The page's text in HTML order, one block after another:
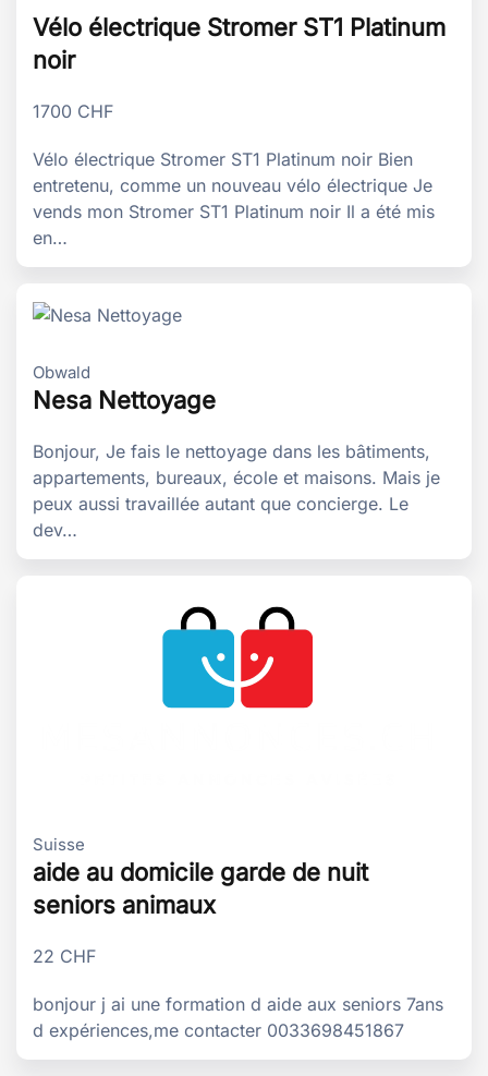
Vélo électrique Stromer ST1 Platinum
noir
1700 CHF
Vélo électrique Stromer ST1 Platinum noir Bien
entretenu, comme un nouveau vélo électrique Je
vends mon Stromer ST1 Platinum noir Il a été mis
en…
Obwald
Nesa Nettoyage
Bonjour, Je fais le nettoyage dans les bâtiments,
appartements, bureaux, école et maisons. Mais je
peux aussi travaillée autant que concierge. Le
dev…
Suisse
aide au domicile garde de nuit
seniors animaux
22 CHF
bonjour j ai une formation d aide aux seniors 7ans
d expériences,me contacter 0033698451867